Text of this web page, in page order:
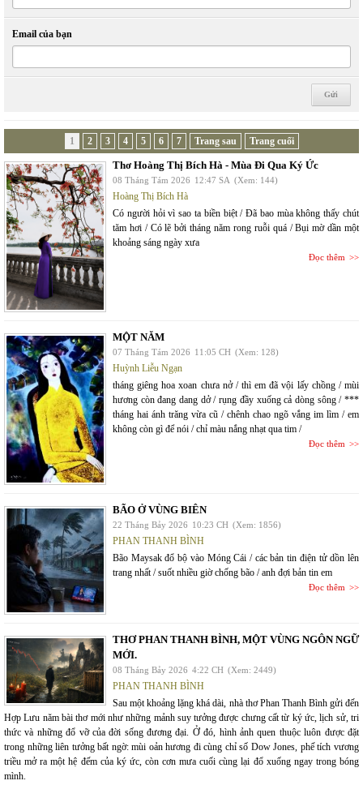
Email của bạn
1 2 3 4 5 6 7 Trang sau Trang cuối
Thơ Hoàng Thị Bích Hà - Mùa Đi Qua Ký Ức
08 Tháng Tám 2026 12:47 SA (Xem: 144)
Hoàng Thị Bích Hà
Có người hỏi vì sao ta biền biệt / Đã bao mùa không thấy chút
tăm hơi / Có lẽ bởi tháng năm rong ruỗi quá / Bụi mờ dần một
khoảng sáng ngày xưa
Đọc thêm
MỘT NĂM
07 Tháng Tám 2026 11:05 CH (Xem: 128)
Huỳnh Liễu Ngạn
tháng giêng hoa xoan chưa nở / thì em đã vội lấy chồng / mùi
hương còn đang dang dở / rụng đầy xuống cả dòng sông / ***
tháng hai ánh trăng vừa cũ / chênh chao ngõ vắng im lìm / em
không còn gì để nói / chỉ màu nắng nhạt qua tim /
Đọc thêm
BÃO Ở VÙNG BIÊN
22 Tháng Bảy 2026 10:23 CH (Xem: 1856)
PHAN THANH BÌNH
Bão Maysak đổ bộ vào Móng Cái / các bản tin điện tử dồn lên
trang nhất / suốt nhiều giờ chống bão / anh đợi bản tin em
Đọc thêm
THƠ PHAN THANH BÌNH, MỘT VÙNG NGÔN NGỮ
MỚI.
08 Tháng Bảy 2026 4:22 CH (Xem: 2449)
PHAN THANH BÌNH
Sau một khoảng lặng khá dài, nhà thơ Phan Thanh Bình gửi đến
Hợp Lưu năm bài thơ mới như những mảnh suy tưởng được chưng cất từ ký ức, lịch sử, tri
thức và những đổ vỡ của đời sống đương đại. Ở đó, hình ảnh quen thuộc luôn được đặt
trong những liên tưởng bất ngờ: mùi oản hương đi cùng chỉ số Dow Jones, phế tích vương
triều mở ra một hệ đếm của ký ức, còn cơn mưa cuối cùng lại đổ xuống ngay trong bóng
mình.